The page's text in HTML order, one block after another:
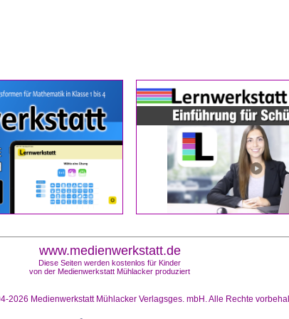
www.medienwerkstatt.de
Diese Seiten werden kostenlos für Kinder
von der Medienwerkstatt Mühlacker produziert
2026 Medienwerkstatt Mühlacker Verlagsges. mbH. Alle Rechte